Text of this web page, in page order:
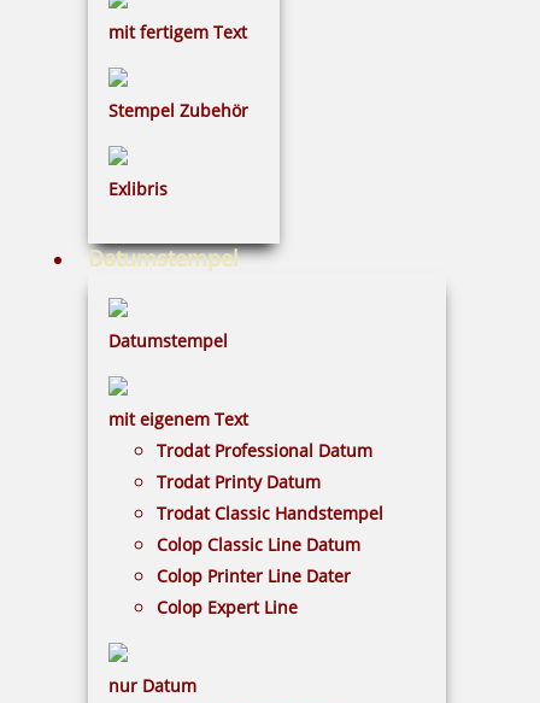
mit fertigem Text
Stempel Zubehör
Exlibris
Datumstempel
Datumstempel
mit eigenem Text
Trodat Professional Datum
Trodat Printy Datum
Trodat Classic Handstempel
Colop Classic Line Datum
Colop Printer Line Dater
Colop Expert Line
nur Datum
146 Artikel in der Kategorie
13,77 €